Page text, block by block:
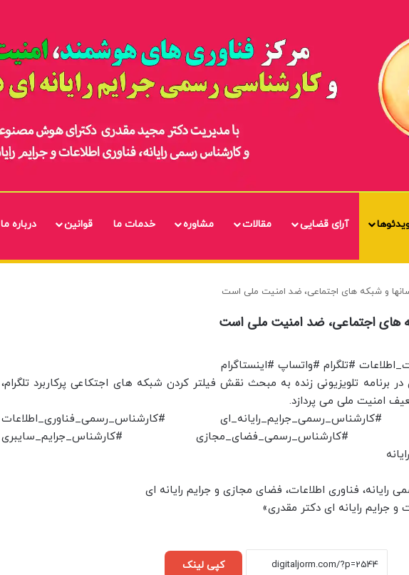
آرای قضایی مقالات مشاوره خدمات ما قوانین درباره ما
و شبکه های اجتماعی، ضد امنیت ملی است
های اجتماعی، ضد امنیت ملی است
برنامه تلویزیونی زنده به مبحث نقش فیلتر کردن شبکه های اجتکاعی پرکاربرد تلگرام،
امنیت ملی می پردازد.
#کارشناس_رسمی_فناوری_اطلاعات​
#کارشناس_رسمی_فضای_مجازی​ #کارشناس_جرایم_سایبری​
فناوری اطلاعات، فضای مجازی و جرایم رایانه ای
و جرایم رایانه ای دکتر مقدری»
کپی لینک